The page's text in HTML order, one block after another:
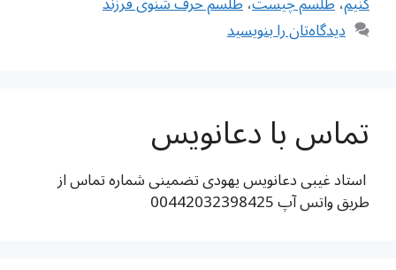
دیدگاه‌تان را بنویسید
تماس با دعانویس
استاد غیبی دعانویس یهودی تضمینی شماره تماس از
طریق واتس آپ 00442032398425